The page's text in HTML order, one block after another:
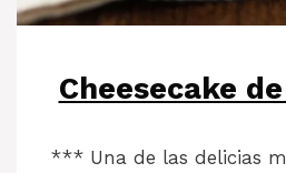
Cheesecake
*** Una de las delicias